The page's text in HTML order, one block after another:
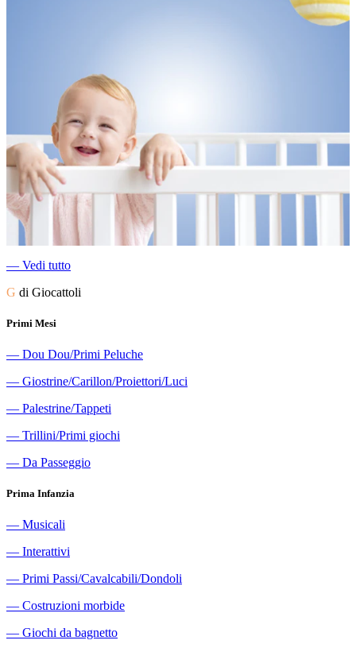
― Vedi tutto
G di Giocattoli
Primi Mesi
― Dou Dou/Primi Peluche
― Giostrine/Carillon/Proiettori/Luci
― Palestrine/Tappeti
― Trillini/Primi giochi
― Da Passeggio
Prima Infanzia
― Musicali
― Interattivi
― Primi Passi/Cavalcabili/Dondoli
― Costruzioni morbide
― Giochi da bagnetto